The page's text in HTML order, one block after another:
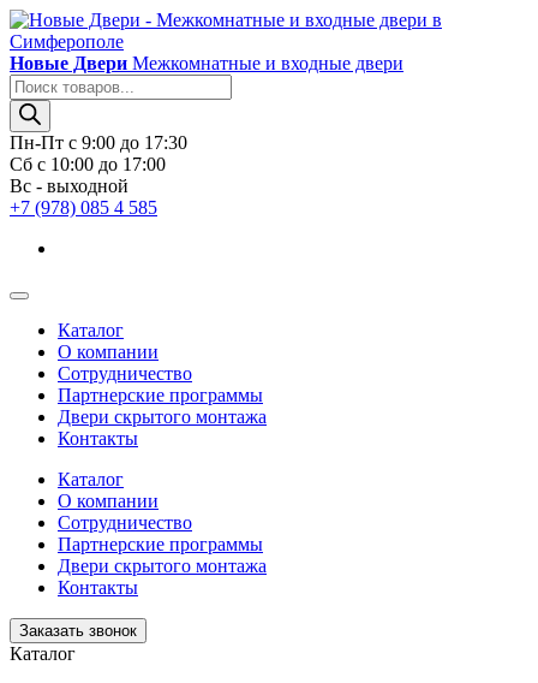
Новые Двери Межкомнатные и входные двери
Поиск
товаров
Пн-Пт с 9:00 до 17:30
Сб с 10:00 до 17:00
Вс - выходной
+7 (978) 085 4 585
Каталог
О компании
Сотрудничество
Партнерские программы
Двери скрытого монтажа
Контакты
Каталог
О компании
Сотрудничество
Партнерские программы
Двери скрытого монтажа
Контакты
Заказать звонок
Каталог